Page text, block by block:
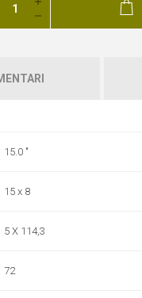
15.0 "
15 x 8
5 X 114,3
72